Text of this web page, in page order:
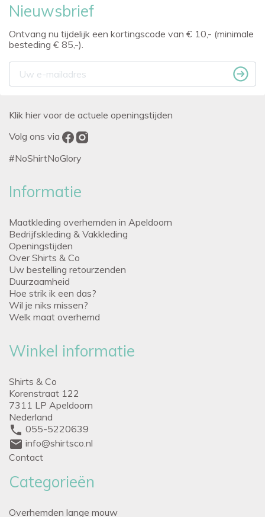
Nieuwsbrief
Ontvang nu tijdelijk een kortingscode van € 10,- (minimale
besteding € 85,-).
Klik hier voor de actuele openingstijden
Volg ons via
#NoShirtNoGlory
Informatie
Maatkleding overhemden in Apeldoorn
Bedrijfskleding & Vakkleding
Openingstijden
Over Shirts & Co
Uw bestelling retourzenden
Duurzaamheid
Hoe strik ik een das?
Wil je niks missen?
Welk maat overhemd
Winkel informatie
Shirts & Co
Korenstraat 122
7311 LP Apeldoorn
Nederland
phone 055-5220639
mail info@shirtsco.nl
Contact
Categorieën
Overhemden lange mouw